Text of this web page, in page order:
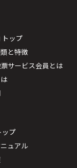
トップ
と特徴
サービス会員とは
ップ
ュアル